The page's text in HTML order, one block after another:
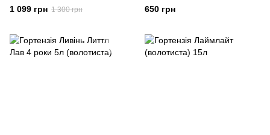
1 099 грн 1 300 грн
гурт роздріб
650 грн